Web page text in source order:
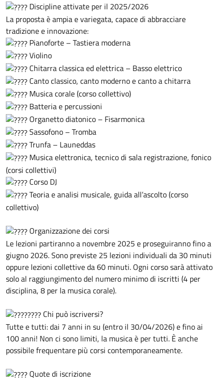
Discipline attivate per il 2025/2026
La proposta è ampia e variegata, capace di abbracciare
tradizione e innovazione:
Pianoforte – Tastiera moderna
Violino
Chitarra classica ed elettrica – Basso elettrico
Canto classico, canto moderno e canto a chitarra
Musica corale (corso collettivo)
Batteria e percussioni
Organetto diatonico – Fisarmonica
Sassofono – Tromba
Trunfa – Launeddas
Musica elettronica, tecnico di sala registrazione, fonico
(corsi collettivi)
Corso DJ
Teoria e analisi musicale, guida all’ascolto (corso
collettivo)
Organizzazione dei corsi
Le lezioni partiranno a novembre 2025 e proseguiranno fino a
giugno 2026. Sono previste 25 lezioni individuali da 30 minuti
oppure lezioni collettive da 60 minuti. Ogni corso sarà attivato
solo al raggiungimento del numero minimo di iscritti (4 per
disciplina, 8 per la musica corale).
Chi può iscriversi?
Tutte e tutti: dai 7 anni in su (entro il 30/04/2026) e fino ai
100 anni! Non ci sono limiti, la musica è per tutti. È anche
possibile frequentare più corsi contemporaneamente.
Quote di iscrizione